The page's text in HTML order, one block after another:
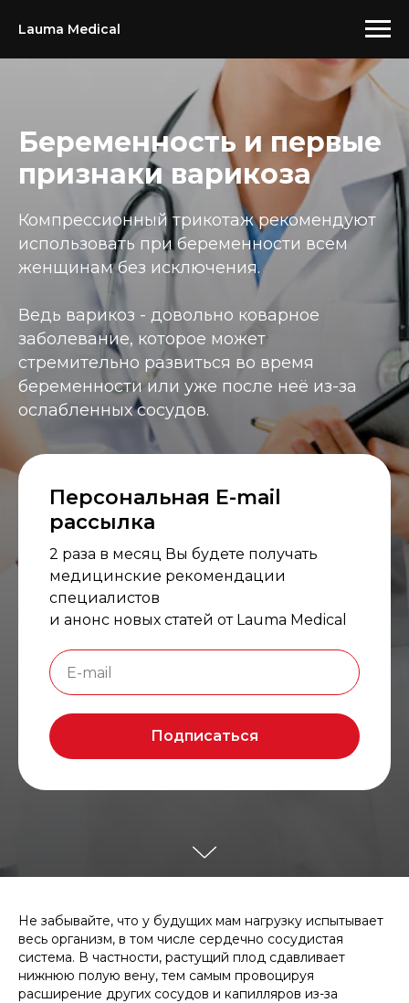
Lauma Medical
Беременность и первые
признаки варикоза
Компрессионный трикотаж рекомендуют
использовать при беременности всем
женщинам без исключения.
Ведь варикоз - довольно коварное
заболевание, которое может
стремительно развиться во время
беременности или уже после неё из-за
ослабленных сосудов.
Персональная E-mail
рассылка
2 раза в месяц Вы будете получать
медицинские рекомендации
специалистов
и анонс новых статей от Lauma Medical
Подписаться
Не забывайте, что у будущих мам нагрузку испытывает
весь организм, в том числе сердечно сосудистая
система. В частности, растущий плод сдавливает
нижнюю полую вену, тем самым провоцируя
расширение других сосудов и капилляров из-за